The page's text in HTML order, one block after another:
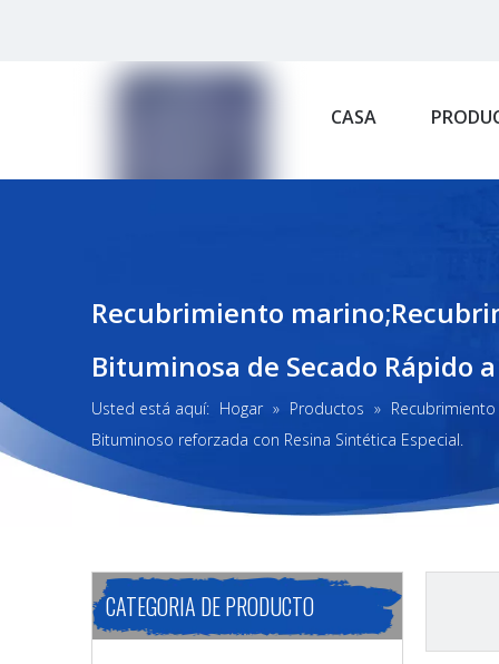
CASA
Recubrimiento
Bituminosa de Secado Rápido
Usted está aquí: Hogar » Productos »
Bituminoso reforzada con Resina Sintética Especial.
CATEGORIA DE PRODUCTO